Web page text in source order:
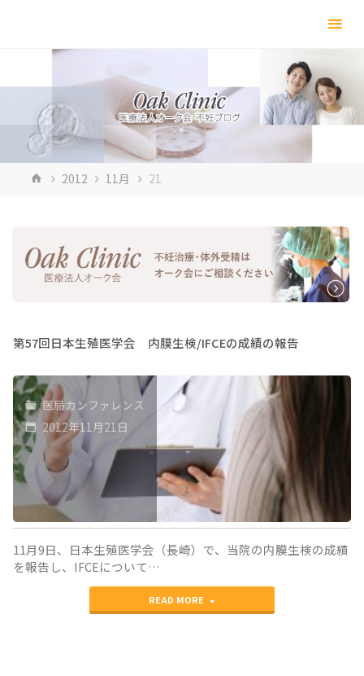
キ
ホ 2012 11月 21
第57回日本生殖医学会 内膜生検/IFCEの成績の報告
医局カンファレンス
2012年11月21日
11月9日、日本生殖医学会（長崎）で、当院の内膜生検の成績
を報告し、IFCEについて…
READ MORE
"第